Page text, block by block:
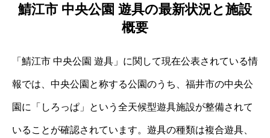
鯖江市 中央公園 遊具の最新状況と施設
概要
「鯖江市 中央公園 遊具」に関して現在公表されている情
報では、中央公園と称する公園のうち、福井市の中央公
園に「しろっぱ」という全天候型遊具施設が整備されて
いることが確認されています。遊具の種類は複合遊具、